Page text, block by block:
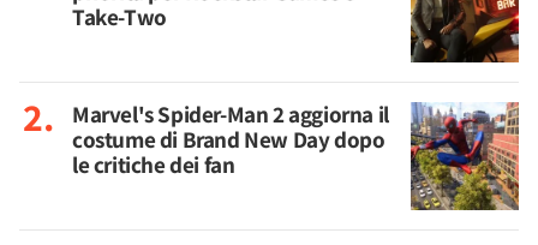
Take-Two
Marvel's Spider-Man 2 aggiorna il
costume di Brand New Day dopo
le critiche dei fan